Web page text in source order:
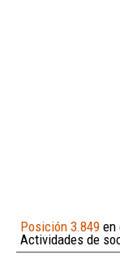
Posición 3.849 en
Actividades de